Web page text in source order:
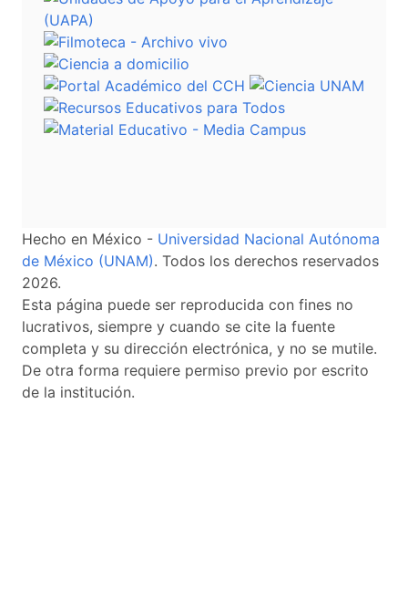
Hecho en México - Universidad Nacional Autónoma
de México (UNAM). Todos los derechos reservados
2026.
Esta página puede ser reproducida con fines no
lucrativos, siempre y cuando se cite la fuente
completa y su dirección electrónica, y no se mutile.
De otra forma requiere permiso previo por escrito
de la institución.